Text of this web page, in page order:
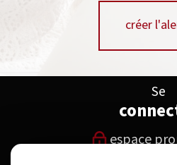
créer
Se
espace